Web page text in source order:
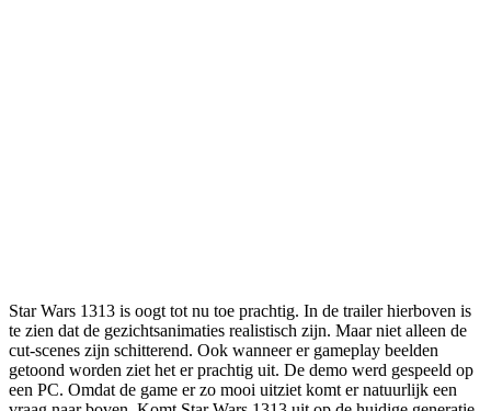
Star Wars 1313 is oogt tot nu toe prachtig. In de trailer hierboven is
te zien dat de gezichtsanimaties realistisch zijn. Maar niet alleen de
cut-scenes zijn schitterend. Ook wanneer er gameplay beelden
getoond worden ziet het er prachtig uit. De demo werd gespeeld op
een PC. Omdat de game er zo mooi uitziet komt er natuurlijk een